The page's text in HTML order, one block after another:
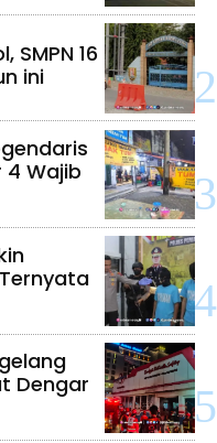
SMPN 16
ini
4 Wajib
Dengar